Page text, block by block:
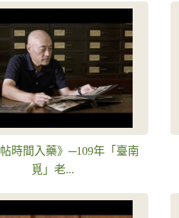
時間入藥》─109年「臺南
覓」老...